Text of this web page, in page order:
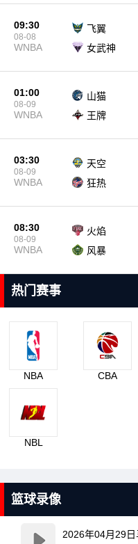
09:30
08-08
WNBA
飞翼
女武神
01:00
08-09
WNBA
山猫
王牌
03:30
08-09
WNBA
天空
狂热
08:30
08-09
WNBA
火焰
风暴
热门赛事
NBA CBA
NBL
篮球录像
2026年04月29